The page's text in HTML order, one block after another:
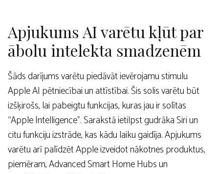
Apjukums AI varētu kļūt par
ābolu intelekta smadzenēm
Šāds darījums varētu piedāvāt ievērojamu stimulu
Apple AI pētniecībai un attīstībai. Šis solis varētu būt
izšķirošs, lai pabeigtu funkcijas, kuras jau ir solītas
“Apple Intelligence”. Sarakstā ietilpst gudrāka Siri un
citu funkciju izstrāde, kas kādu laiku gaidīja. Apjukums
varētu arī palīdzēt Apple izveidot nākotnes produktus,
piemēram, Advanced Smart Home Hubs un